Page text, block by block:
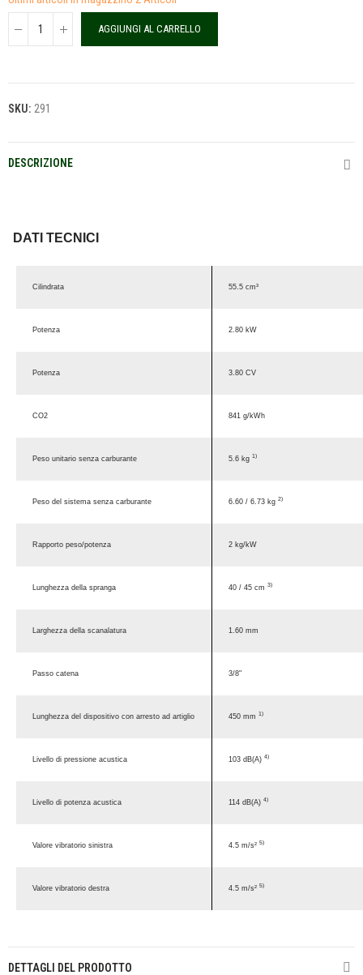
AGGIUNGI AL CARRELLO
SKU: 291
DESCRIZIONE
DATI TECNICI
Cilindrata 55.5 cm³
Potenza 2.80 kW
Potenza 3.80 CV
CO2 841 g/kWh
Peso unitario senza carburante 5.6 kg 1)
Peso del sistema senza carburante 6.60 / 6.73 kg 2)
Rapporto peso/potenza 2 kg/kW
Lunghezza della spranga 40 / 45 cm 3)
Larghezza della scanalatura 1.60 mm
Passo catena 3/8"
Lunghezza del dispositivo con arresto ad artiglio 450 mm 1)
Livello di pressione acustica 103 dB(A) 4)
Livello di potenza acustica 114 dB(A) 4)
Valore vibratorio sinistra 4.5 m/s² 5)
Valore vibratorio destra 4.5 m/s² 5)
DETTAGLI DEL PRODOTTO